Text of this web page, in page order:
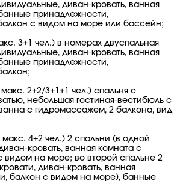
диван-кровать, ванная
принадлежности,
с видом на море или бассейн;
3+1 чел.) в номерах двуспальная
диван-кровать, ванная
принадлежности,
2+2/3+1+1 чел.) спальня с
небольшая гостиная-вестибюль с
с гидромассажем, 2 балкона, вид
макс. 4+2 чел.) 2 спальни (в одной
кровать, ванная комната с
видом на море; во второй спальне 2
диван-кровать, ванная
балкон с видом на море), банные